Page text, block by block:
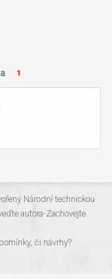
1
Národní technickou
autora-Zachovejte
či návrhy?